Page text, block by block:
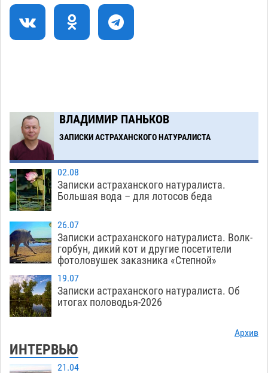
11:08 Как астраханцы назвали своих детей в июле
Загрузить еще
ВЛАДИМИР ПАНЬКОВ
ЗАПИСКИ АСТРАХАНСКОГО НАТУРАЛИСТА
02.08
Записки астраханского натуралиста.
Большая вода – для лотосов беда
26.07
Записки астраханского натуралиста. Волк-
горбун, дикий кот и другие посетители
фотоловушек заказника «Степной»
19.07
Записки астраханского натуралиста. Об
итогах половодья-2026
Архив
ИНТЕРВЬЮ
21.04